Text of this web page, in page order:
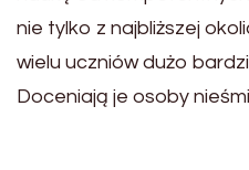
nie tylko z najbliższej
wielu uczniów dużo
Doceniają je osoby